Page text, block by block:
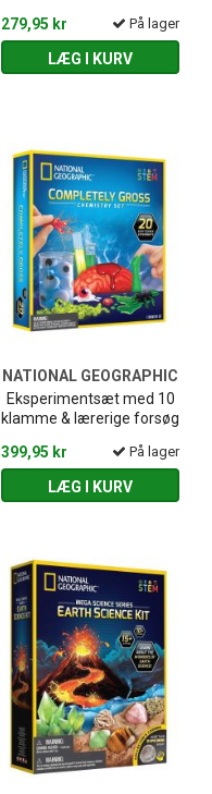
279,95 kr
På lager
LÆG I KURV
NATIONAL GEOGRAPHIC
Eksperiment­sæt med 10
klamme & lærerige forsøg
399,95 kr
På lager
LÆG I KURV